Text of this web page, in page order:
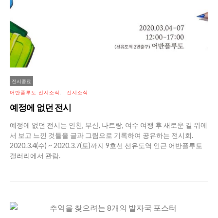
전시종료
어반플루토 전시소식 전시소식
예정에 없던 전시
예정에 없던 전시는 인천, 부산, 나트랑, 여수 여행 후 새로운 길 위에
서 보고 느낀 것들을 글과 그림으로 기록하여 공유하는 전시회.
2020.3.4(수) ~ 2020.3.7(토)까지 9호선 선유도역 인근 어반플루토
갤러리에서 관람.